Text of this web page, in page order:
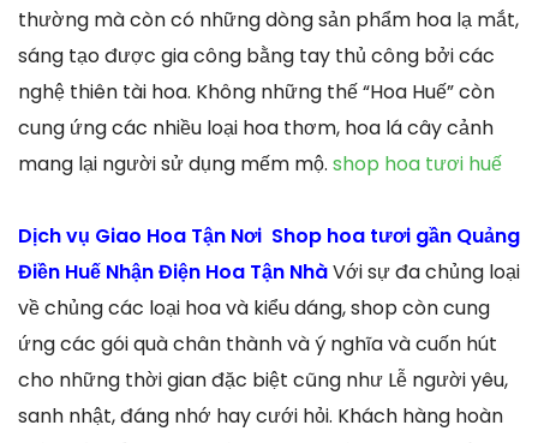
thường mà còn có những dòng sản phẩm hoa lạ mắt,
sáng tạo được gia công bằng tay thủ công bởi các
nghệ thiên tài hoa. Không những thế “Hoa Huế” còn
cung ứng các nhiều loại hoa thơm, hoa lá cây cảnh
mang lại người sử dụng mếm mộ. shop hoa tươi huế
Dịch vụ Giao Hoa Tận Nơi Shop hoa tươi gần Quảng
Điền Huế Nhận Điện Hoa Tận NhàVới sự đa chủng loại
về chủng các loại hoa và kiểu dáng, shop còn cung
ứng các gói quà chân thành và ý nghĩa và cuốn hút
cho những thời gian đặc biệt cũng như Lễ người yêu,
sanh nhật, đáng nhớ hay cưới hỏi. Khách hàng hoàn